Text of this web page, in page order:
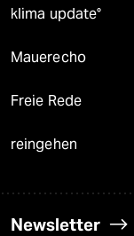
klima update°
Mauerecho
Freie Rede
reingehen
Newsletter